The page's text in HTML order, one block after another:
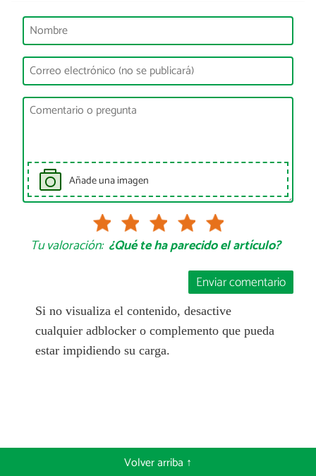
Añade una imagen
Tu valoración: ¿Qué te ha parecido el artículo?
Enviar comentario
Si no visualiza el contenido, desactive
cualquier adblocker o complemento que pueda
estar impidiendo su carga.
Volver arriba ↑